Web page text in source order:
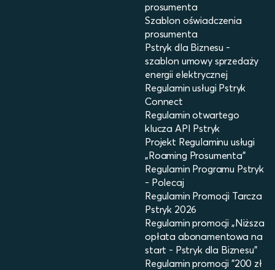
prosumenta
Szablon oświadczenia
prosumenta
Pstryk dla Biznesu -
szablon umowy sprzedaży
energii elektrycznej
Regulamin usługi Pstryk
Connect
Regulamin otwartego
klucza API Pstryk
Projekt Regulaminu usługi
„Roaming Prosumenta”
Regulamin Programu Pstryk
- Polecaj
Regulamin Promocji Tarcza
Pstryk 2026
Regulamin promocji „Niższa
opłata abonamentowa na
start - Pstryk dla Biznesu”
Regulamin promocji "200 zł